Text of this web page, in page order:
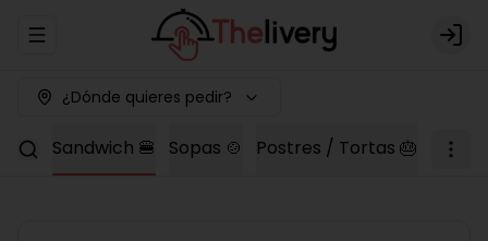
Abrir menu de navegación Login
¿Dónde quieres pedir?
Sandwich 🍔 Sopas 🍲 Postres / Tortas 🎂